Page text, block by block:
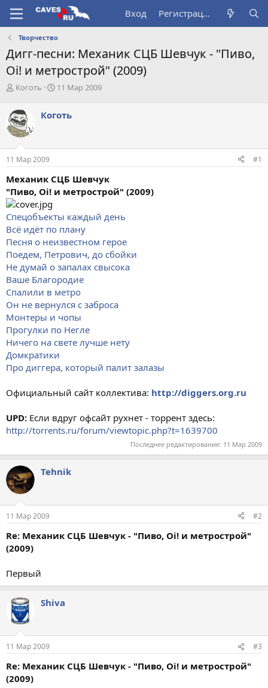
Вход Регистрация
Творчество
Дигг-песни: Механик СЦБ Шевчук - "Пиво,
Oi! и метрострой" (2009)
А
т
о
р
т
е
м
Коготь
Д
а
ч
а
11 Мар 2009
Коготь
11 Мар 2009 #1
Механик СЦБ Шевчук
"Пиво, Oi! и метрострой" (2009)
Спецобъекты каждый день
Всё идёт по плану
Песня о неизвестном герое
Поедем, Петрович, до сбойки
Не думай о запалах свысока
Ваше Благородие
Спалили в метро
Он не вернулся с заброса
Монтеры и чопы
Прогулки по Негле
Ничего на свете лучше нету
Домкратики
Про диггера, который палит залазы
Официальный сайт коллектива: http://diggers.org.ru
UPD: Если вдруг офсайт рухнет - торрент здесь:
http://torrents.ru/forum/viewtopic.php?t=1639700
Последнее редактирование: 11 Мар 2009
Tehnik
11 Мар 2009 #2
Re: Механик СЦБ Шевчук - "Пиво, Oi! и метрострой"
(2009)
Первый
Shiva
11 Мар 2009 #3
Re: Механик СЦБ Шевчук - "Пиво, Oi! и метрострой"
(2009)